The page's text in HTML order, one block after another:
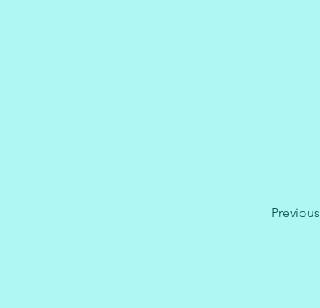
Previous